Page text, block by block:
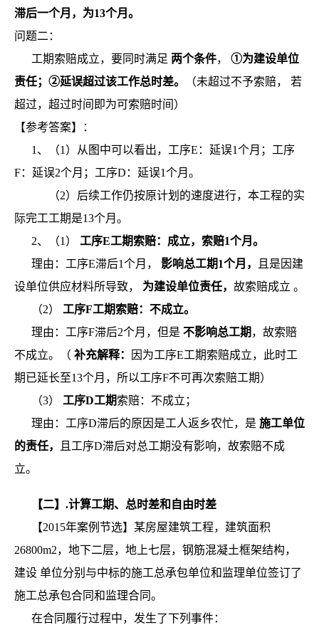
滞后一个月，为13个月。
问题二：
工期索赔成立，要同时满足 两个条件， ①为建设单位
责任；②延误超过该工作总时差。
（未超过不予索赔，
若
超过，超过时间即为可索赔时间）
【参考答案】：
1、（1）从图中可以看出，工序E：延误1个月；工序
F：延误2个月；工序D：延误1个月。
（2）后续工作仍按原计划的速度进行，本工程的实
际完工工期是13个月。
2、（1） 工序E工期索赔：成立，索赔1个月。
理由：工序E滞后1个月， 影响总工期1个月，
且是因建
设单位供应材料所导致， 为建设单位责任， 故索赔成立 。
（2） 工序F工期索赔：不成立。
理由：工序F滞后2个月，但是 不影响总工期 ，故索赔
不成立。（ 补充解释：
因为工序E工期索赔成立，此时工
期已延长至13个月，所以工序F不可再次索赔工期）
（3） 工序D工期索赔：不成立；
理由：工序D滞后的原因是工人返乡农忙，是 施工单位
的责任，
且工序D滞后对总工期没有影响，故索赔不成
立。
【二】.计算工期、总时差和自由时差
【2015年案例节选】某房屋建筑工程，建筑面积
26800m2，地下二层，地上七层，钢筋混凝土框架结构，
建设 单位分别与中标的施工总承包单位和监理单位签订了
施工总承包合同和监理合同。
在合同履行过程中，发生了下列事件：